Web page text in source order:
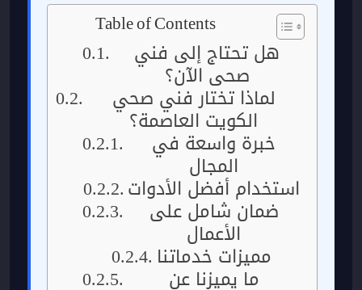
Table of Contents
هل تحتاج إلى فني
صحي الآن؟
لماذا تختار فني صحي
الكويت العاصمة؟
خبرة واسعة في
المجال
استخدام أفضل الأدوات
ضمان شامل على
الأعمال
مميزات خدماتنا
ما يميزنا عن